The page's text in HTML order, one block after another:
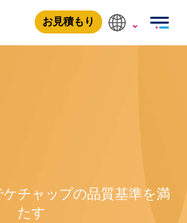
お見積もり
ケチャップの品質基準を満
たす